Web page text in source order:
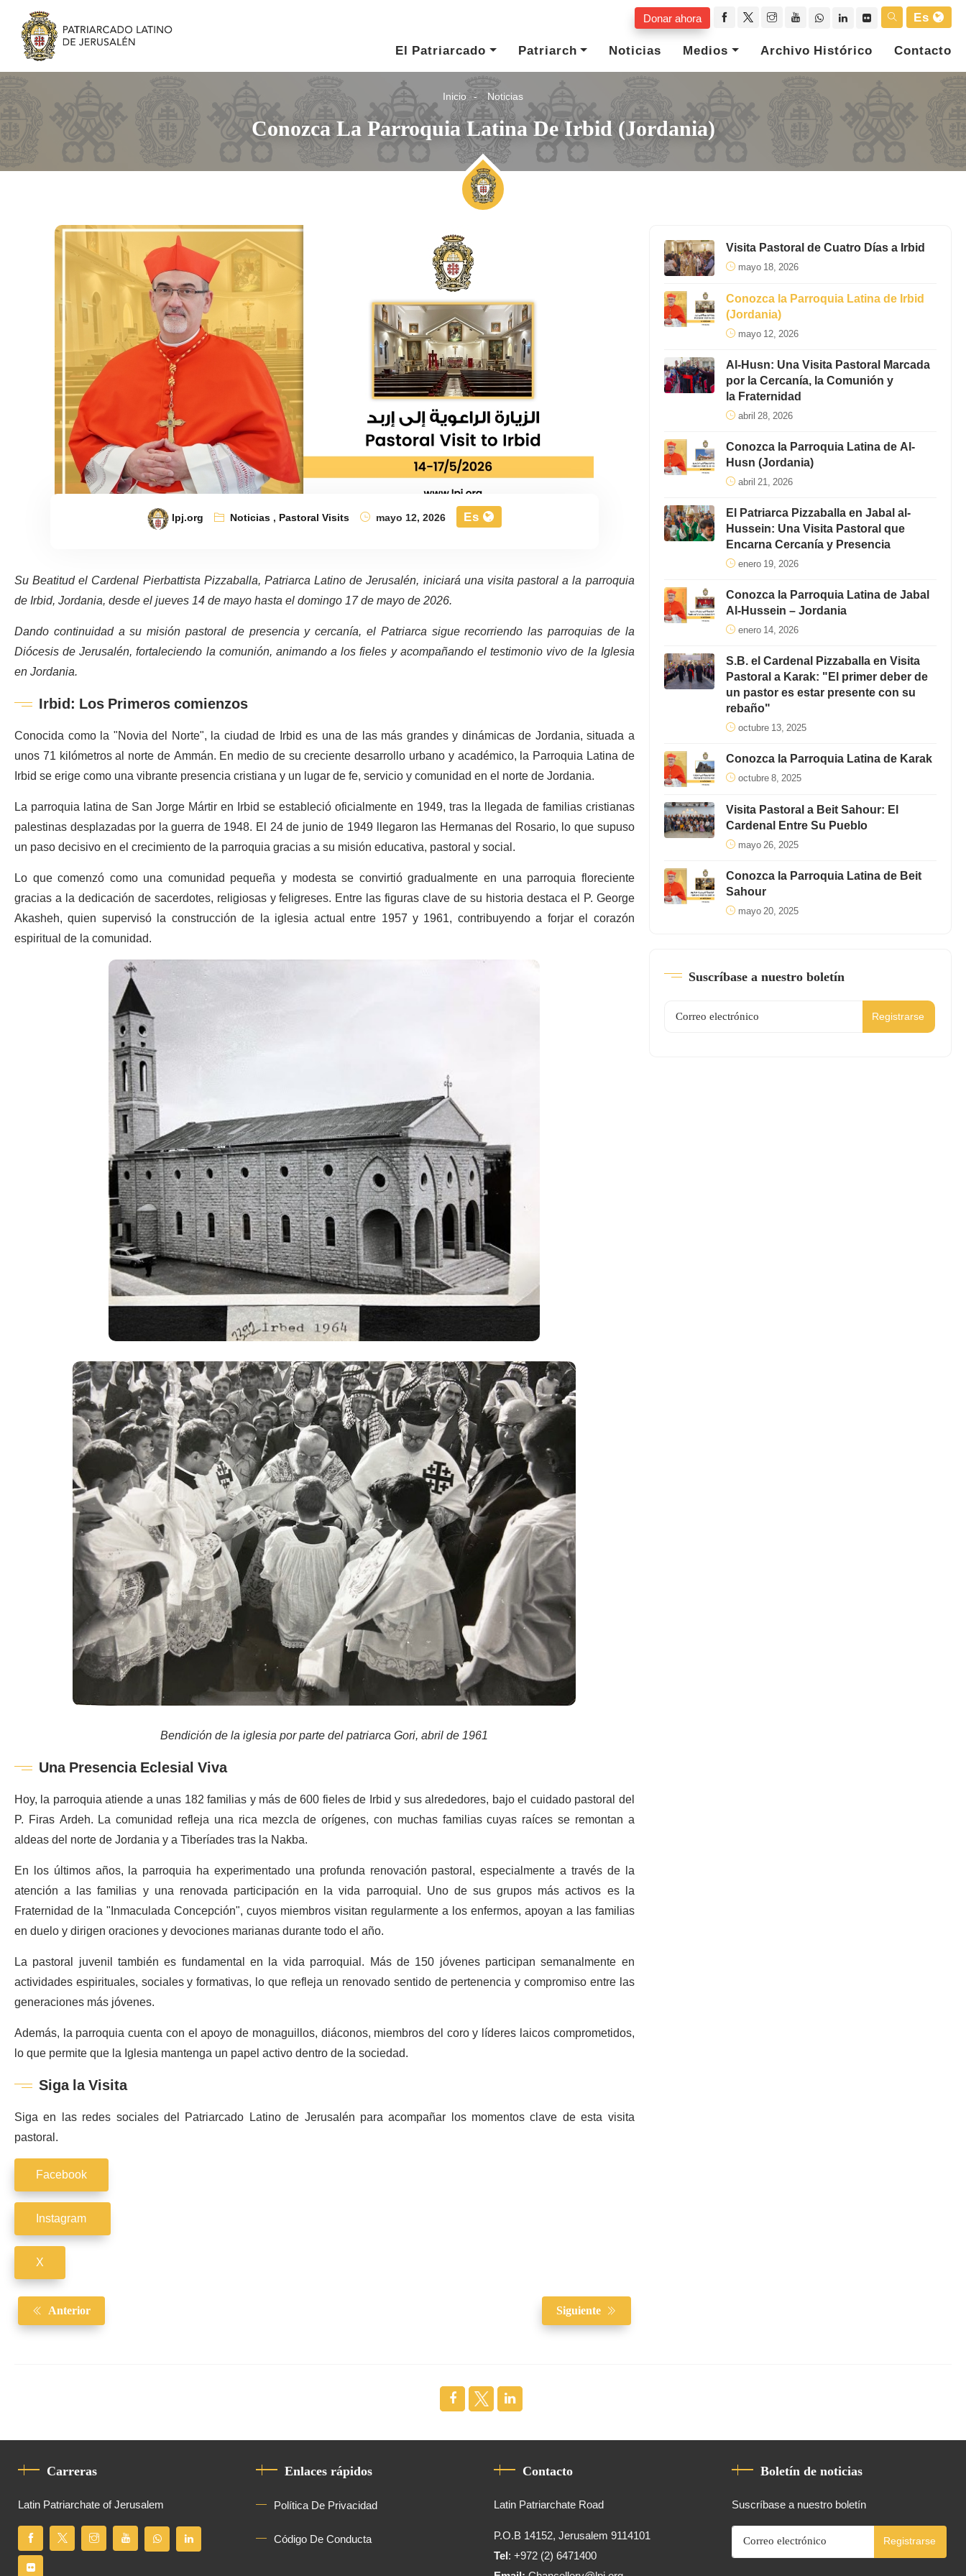
Donar ahora
Es
El Patriarcado
Patriarch Noticias Medios Archivo Histórico Contacto
Inicio Noticias
Conozca La Parroquia Latina De Irbid (Jordania)
lpj.org Noticias, Pastoral Visits mayo 12, 2026 Es
Su Beatitud el Cardenal Pierbattista Pizzaballa, Patriarca Latino de Jerusalén, iniciará una visita pastoral a la parroquia
de Irbid, Jordania, desde el jueves 14 de mayo hasta el domingo 17 de mayo de 2026.
Dando continuidad a su misión pastoral de presencia y cercanía, el Patriarca sigue recorriendo las parroquias de la
Diócesis de Jerusalén, fortaleciendo la comunión, animando a los fieles y acompañando el testimonio vivo de la Iglesia
en Jordania.
Irbid: Los Primeros comienzos
Conocida como la "Novia del Norte", la ciudad de Irbid es una de las más grandes y dinámicas de Jordania, situada a
unos 71 kilómetros al norte de Ammán. En medio de su creciente desarrollo urbano y académico, la Parroquia Latina de
Irbid se erige como una vibrante presencia cristiana y un lugar de fe, servicio y comunidad en el norte de Jordania.
La parroquia latina de San Jorge Mártir en Irbid se estableció oficialmente en 1949, tras la llegada de familias cristianas
palestinas desplazadas por la guerra de 1948. El 24 de junio de 1949 llegaron las Hermanas del Rosario, lo que supuso
un paso decisivo en el crecimiento de la parroquia gracias a su misión educativa, pastoral y social.
Lo que comenzó como una comunidad pequeña y modesta se convirtió gradualmente en una parroquia floreciente
gracias a la dedicación de sacerdotes, religiosas y feligreses. Entre las figuras clave de su historia destaca el P. George
Akasheh, quien supervisó la construcción de la iglesia actual entre 1957 y 1961, contribuyendo a forjar el corazón
espiritual de la comunidad.
Bendición de la iglesia por parte del patriarca Gori, abril de 1961
Una Presencia Eclesial Viva
Hoy, la parroquia atiende a unas 182 familias y más de 600 fieles de Irbid y sus alrededores, bajo el cuidado pastoral del
P. Firas Ardeh. La comunidad refleja una rica mezcla de orígenes, con muchas familias cuyas raíces se remontan a
aldeas del norte de Jordania y a Tiberíades tras la Nakba.
En los últimos años, la parroquia ha experimentado una profunda renovación pastoral, especialmente a través de la
atención a las familias y una renovada participación en la vida parroquial. Uno de sus grupos más activos es la
Fraternidad de la "Inmaculada Concepción", cuyos miembros visitan regularmente a los enfermos, apoyan a las familias
en duelo y dirigen oraciones y devociones marianas durante todo el año.
La pastoral juvenil también es fundamental en la vida parroquial. Más de 150 jóvenes participan semanalmente en
actividades espirituales, sociales y formativas, lo que refleja un renovado sentido de pertenencia y compromiso entre las
generaciones más jóvenes.
Además, la parroquia cuenta con el apoyo de monaguillos, diáconos, miembros del coro y líderes laicos comprometidos,
lo que permite que la Iglesia mantenga un papel activo dentro de la sociedad.
Siga la Visita
Siga en las redes sociales del Patriarcado Latino de Jerusalén para acompañar los momentos clave de esta visita
pastoral.
Facebook
Instagram
X
Anterior Siguiente
Visita Pastoral de Cuatro Días a Irbid
mayo 18, 2026
Conozca la Parroquia Latina de Irbid
(Jordania)
mayo 12, 2026
Al-Husn: Una Visita Pastoral Marcada
por la Cercanía, la Comunión y
la Fraternidad
abril 28, 2026
Conozca la Parroquia Latina de Al-
Husn (Jordania)
abril 21, 2026
El Patriarca Pizzaballa en Jabal al-
Hussein: Una Visita Pastoral que
Encarna Cercanía y Presencia
enero 19, 2026
Conozca la Parroquia Latina de Jabal
Al-Hussein – Jordania
enero 14, 2026
S.B. el Cardenal Pizzaballa en Visita
Pastoral a Karak: "El primer deber de
un pastor es estar presente con su
rebaño"
octubre 13, 2025
Conozca la Parroquia Latina de Karak
octubre 8, 2025
Visita Pastoral a Beit Sahour: El
Cardenal Entre Su Pueblo
mayo 26, 2025
Conozca la Parroquia Latina de Beit
Sahour
mayo 20, 2025
Suscríbase a nuestro boletín
Registrarse
Carreras
Latin Patriarchate of Jerusalem
Enlaces rápidos
Política De Privacidad
Código De Conducta
Contacto
Latin Patriarchate Road
P.O.B 14152, Jerusalem 9114101
Tel: +972 (2) 6471400
Boletín de noticias
Suscríbase a nuestro boletín
Registrarse